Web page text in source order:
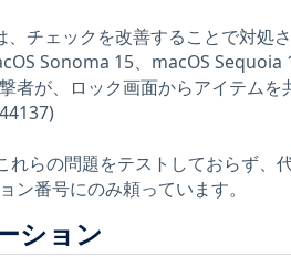
、チェックを改善することで対処
Sonoma 15、macOS
者が、ロック画面からアイテムを
れらの問題をテストしておらず、
ン番号にのみ頼っています。
ション